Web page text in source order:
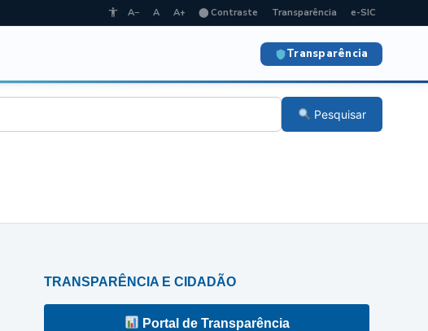
A− A A+ ⬤ Contraste Transparência e-SIC
Transparência
Pesquisar
TRANSPARÊNCIA E CIDADÃO
Portal de Transparência